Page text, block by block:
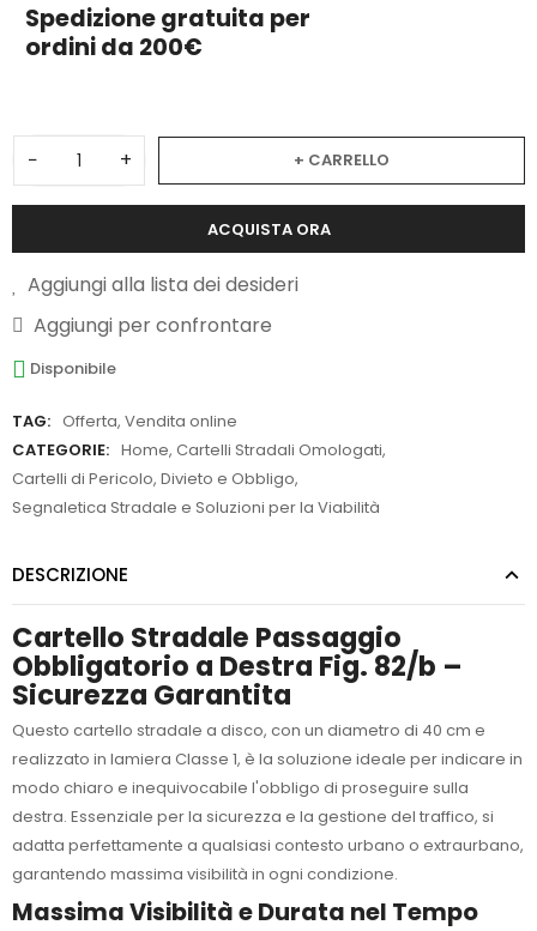
Spedizione gratuita per
ordini da 200€
− + + CARRELLO
ACQUISTA ORA
Aggiungi alla lista dei desideri
Aggiungi per confrontare
Disponibile
TAG: Offerta, Vendita online
CATEGORIE: Home, Cartelli Stradali Omologati,
Cartelli di Pericolo, Divieto e Obbligo,
Segnaletica Stradale e Soluzioni per la Viabilità
DESCRIZIONE
Cartello Stradale Passaggio
Obbligatorio a Destra Fig. 82/b –
Sicurezza Garantita
Questo cartello stradale a disco, con un diametro di 40 cm e
realizzato in lamiera Classe 1, è la soluzione ideale per indicare in
modo chiaro e inequivocabile l'obbligo di proseguire sulla
destra. Essenziale per la sicurezza e la gestione del traffico, si
adatta perfettamente a qualsiasi contesto urbano o extraurbano,
garantendo massima visibilità in ogni condizione.
Massima Visibilità e Durata nel Tempo